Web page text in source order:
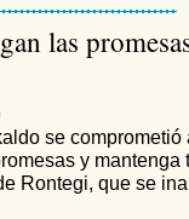
las
se comprometió
y mantenga
Rontegi, que se